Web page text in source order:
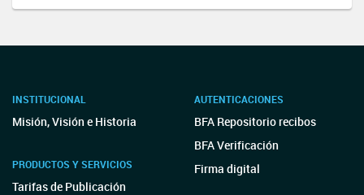
INSTITUCIONAL
Misión, Visión e Historia
PRODUCTOS Y SERVICIOS
Tarifas de Publicación
AUTENTICACIONES
BFA Repositorio recibos
BFA Verificación
Firma digital